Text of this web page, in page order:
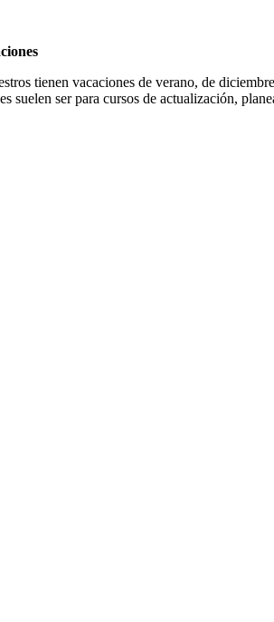
tienen vacaciones de verano, de
suelen ser para cursos de actualización,